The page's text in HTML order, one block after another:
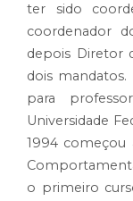
ter sido
coordenador
depois Diretor
dois
para
Universidade
1994 começou
o primeiro